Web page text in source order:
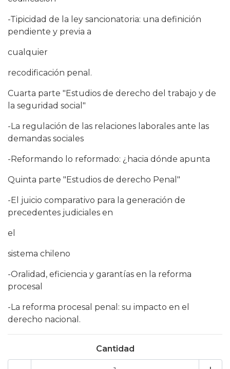
-Tipicidad de la ley sancionatoria: una definición
pendiente y previa a
cualquier
recodificación penal.
Cuarta parte "Estudios de derecho del trabajo y de
la seguridad social"
-La regulación de las relaciones laborales ante las
demandas sociales
-Reformando lo reformado: ¿hacia dónde apunta
Quinta parte "Estudios de derecho Penal"
-El juicio comparativo para la generación de
precedentes judiciales en
el
sistema chileno
-Oralidad, eficiencia y garantías en la reforma
procesal
-La reforma procesal penal: su impacto en el
derecho nacional.
Cantidad